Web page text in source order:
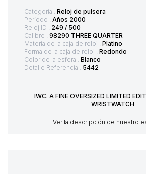
Categoría : Reloj de pulsera
Período : Años 2000
Reloj ID : 249 / 500
Calibre : 98290 THREE QUARTER
Materia de la caja de reloj : Platino
Forma de la caja de reloj : Redondo
Color de la esfera : Blanco
Detalle Referencia : 5442
IWC. A FINE OVERSIZED LIMITED
WRISTWATCH
Ver la descripción de nuestro